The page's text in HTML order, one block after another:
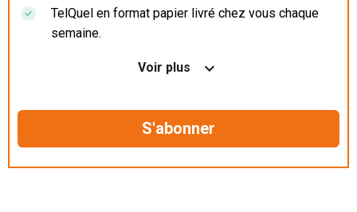
TelQuel en format papier livré chez vous chaque
semaine.
Nos articles en illimité sur ordinateur, tablette et
Le magazine TelQuel en numérique avant la sortie
Des informations confidentielles résérvées aux
Voir plus